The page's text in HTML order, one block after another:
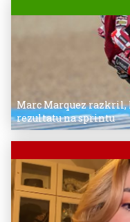
Marc Marquez razkril,
rezultatu na sprintu